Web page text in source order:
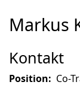
Markus
Kontakt
Position: Co-